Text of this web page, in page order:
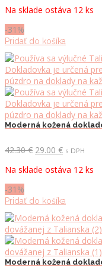
bola:
je:
Na sklade ostáva 12 ks
-31%
Pridať do košíka
Moderná kožená
42.30€ Pôvodná
bola:
29.00 €Aktuálna
je:
s DPH
Na sklade ostáva 12 ks
-31%
Pridať do košíka
Moderná kožená